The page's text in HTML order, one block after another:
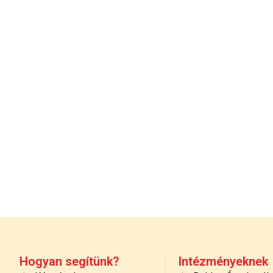
Hogyan segítünk? Intézményeknek